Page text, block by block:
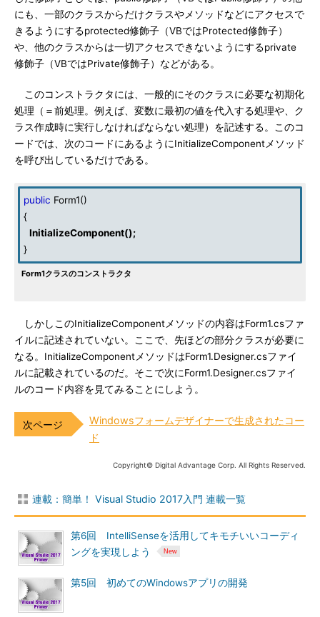
にも、一部のクラスからだけクラスやメソッドなどにアクセスで
きるようにするprotected修飾子（VBではProtected修飾子）
や、他のクラスからは一切アクセスできないようにするprivate
修飾子（VBではPrivate修飾子）などがある。
このコンストラクタには、一般的にそのクラスに必要な初期化
処理（＝前処理。例えば、変数に最初の値を代入する処理や、ク
ラス作成時に実行しなければならない処理）を記述する。このコ
ードでは、次のコードにあるようにInitializeComponentメソッド
を呼び出しているだけである。
public Form1()
{
InitializeComponent();
}
Form1クラスのコンストラクタ
しかしこのInitializeComponentメソッドの内容はForm1.csファ
イルに記述されていない。ここで、先ほどの部分クラスが必要に
なる。InitializeComponentメソッドはForm1.Designer.csファイ
ルに記載されているのだ。そこで次にForm1.Designer.csファイ
ルのコード内容を見てみることにしよう。
Windowsフォームデザイナーで生成されたコー
ド
Copyright© Digital Advantage Corp. All Rights Reserved.
連載：簡単！ Visual Studio 2017入門 連載一覧
第6回 IntelliSenseを活用してキモチいいコーディ
ングを実現しよう
第5回 初めてのWindowsアプリの開発